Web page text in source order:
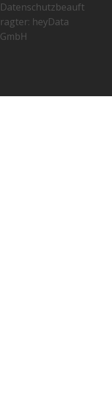
Datenschutzbeauft
ragter: heyData
GmbH